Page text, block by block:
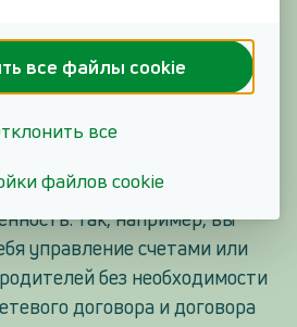
файлов cookie
все
все файлы cookie
близкий человек или
использует для входа в
обслуживания только
способ, один из вариантов
Так, например, вы
управление счетами или
без необходимости
договора и договора